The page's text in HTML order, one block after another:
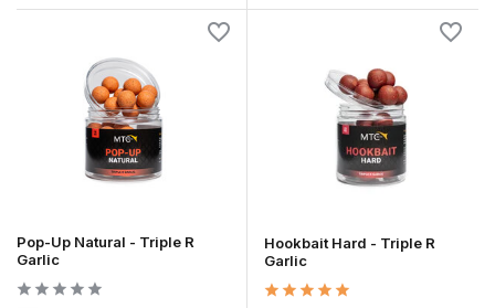
Pop-Up Natural - Triple R
Garlic
Hookbait Hard - Triple R
Garlic